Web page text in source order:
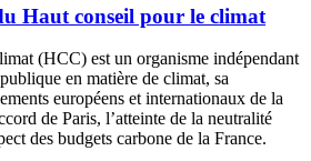
Haut conseil pour le climat
(HCC) est un organisme indépendant
en matière de climat, sa
européens et internationaux de la
de Paris, l’atteinte de la neutralité
des budgets carbone de la France.